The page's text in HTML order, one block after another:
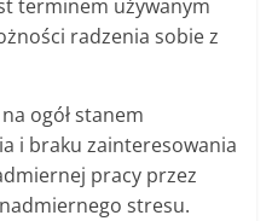
terminem używanym
radzenia sobie z
ogół stanem
i braku zainteresowania
pracy przez
nadmiernego stresu.